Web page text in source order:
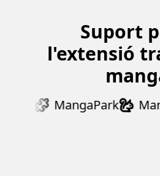
Suport
l'extensió
MangaPark